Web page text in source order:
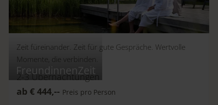
FreundinnenZeit
Zeit füreinander. Zeit für gute Gespräche. Wertvolle
Momente, die verbinden.
2-3Übernachtungen
ab € 444,-- Preis pro Person